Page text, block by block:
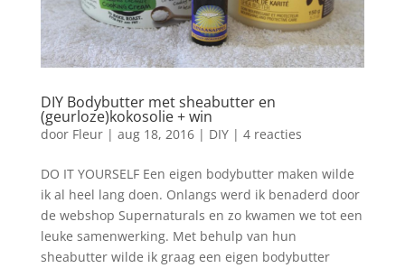
DIY Bodybutter met sheabutter en
(geurloze)kokosolie + win
door Fleur| aug 18, 2016| DIY| 4 reacties
DO IT YOURSELF Een eigen bodybutter maken wilde
ik al heel lang doen. Onlangs werd ik benaderd door
de webshop Supernaturals en zo kwamen we tot een
leuke samenwerking. Met behulp van hun
sheabutter wilde ik graag een eigen bodybutter